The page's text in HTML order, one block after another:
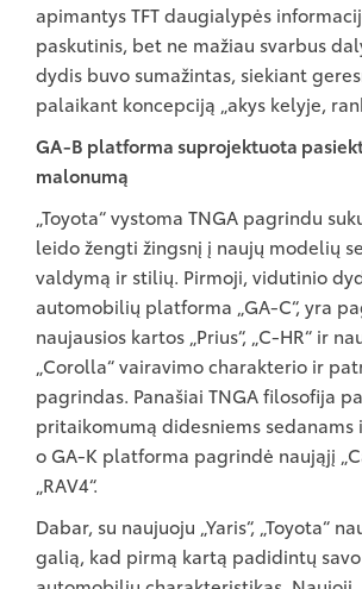
apimantys TFT daugialypės
paskutinis, bet ne mažiau svarbus
dydis buvo sumažintas, siekiant
palaikant koncepciją „akys kelyje,
GA-B platforma suprojektuota
malonumą
„Toyota“ vystoma TNGA pagrindu
leido žengti žingsnį į naujų modelių
valdymą ir stilių. Pirmoji, vidutinio
automobilių platforma „GA-C“, yra
naujausios kartos „Prius“, „C-HR“ ir
„Corolla“ vairavimo charakterio ir
pagrindas. Panašiai TNGA filosofija
pritaikomumą didesniems sedanams
o GA-K platforma pagrindė naująjį
„RAV4“.
Dabar, su naujuoju „Yaris“, „Toyota“
galią, kad pirmą kartą padidintų